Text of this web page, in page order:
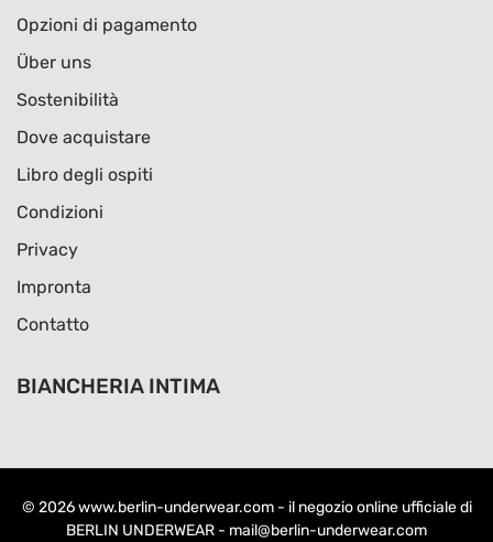
Opzioni di pagamento
Über uns
Sostenibilità
Dove acquistare
Libro degli ospiti
Condizioni
Privacy
Impronta
Contatto
BIANCHERIA INTIMA
© 2026 www.berlin-underwear.com - il negozio online ufficiale di
BERLIN UNDERWEAR - mail@berlin-underwear.com